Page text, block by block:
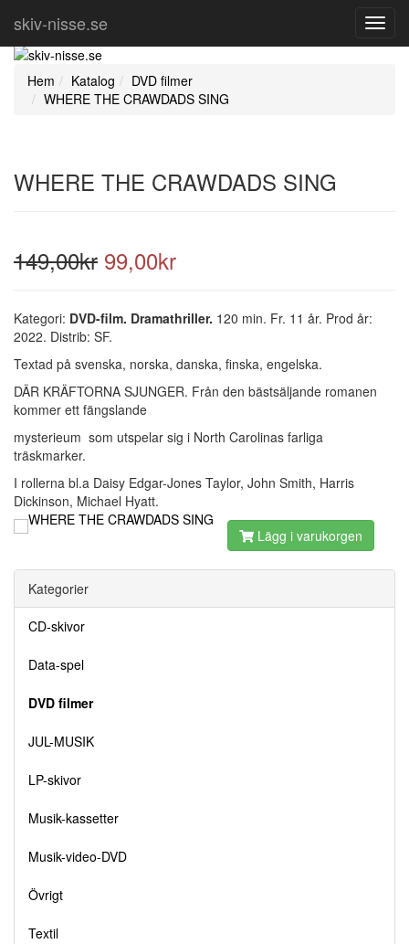
skiv-nisse.se
Hem Katalog
DVD filmer
WHERE THE CRAWDADS SING
WHERE THE CRAWDADS SING
149,00kr 99,00kr
Kategori: DVD-film. Dramathriller. 120 min. Fr. 11 år. Prod år:
2022. Distrib: SF.
Textad på svenska, norska, danska, finska, engelska.
DÄR KRÄFTORNA SJUNGER. Från den bästsäljande romanen
kommer ett fängslande
mysterieum som utspelar sig i North Carolinas farliga
träskmarker.
I rollerna bl.a Daisy Edgar-Jones Taylor, John Smith, Harris
Dickinson, Michael Hyatt.
Lägg i varukorgen
Kategorier
CD-skivor
Data-spel
DVD filmer
JUL-MUSIK
LP-skivor
Musik-kassetter
Musik-video-DVD
Övrigt
Textil